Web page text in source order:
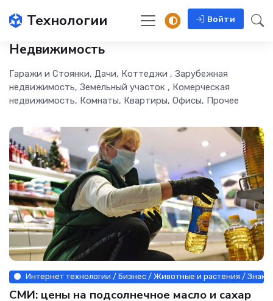
Технологии Войти
Недвижимость
Гаражи и Стоянки, Дачи, Коттеджи , Зарубежная
недвижимость, Земельный участок , Комерческая
недвижимость, Комнаты, Квартиры, Офисы, Прочее
Интернет технологии / Бизнес / Животные и растения /
СМИ: цены на подсолнечное масло и сахар